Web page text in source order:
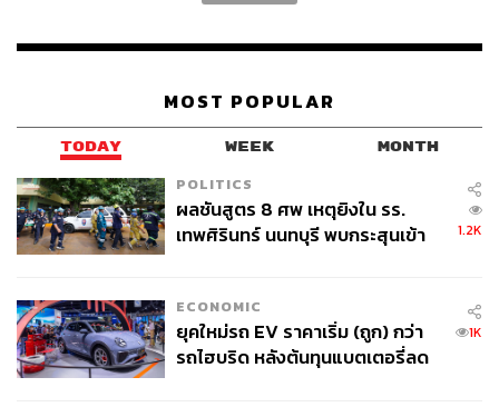
ครม. อนุทิน 1
บวรศักดิ์ อุวรรณโณ
ABOUT THE AUTHOR
MOST POPULAR
TODAY WEEK MONTH
POLITICS
ผลชันสูตร 8 ศพ เหตุยิงใน รร.
เทพศิรินทร์ นนทบุรี พบกระสุนเข้า
1.2K
ECONOMIC
ยุคใหม่รถ EV ราคาเริ่ม (ถูก) กว่า
รถไฮบริด หลังต้นทุนแบตเตอรี่ลด
1K